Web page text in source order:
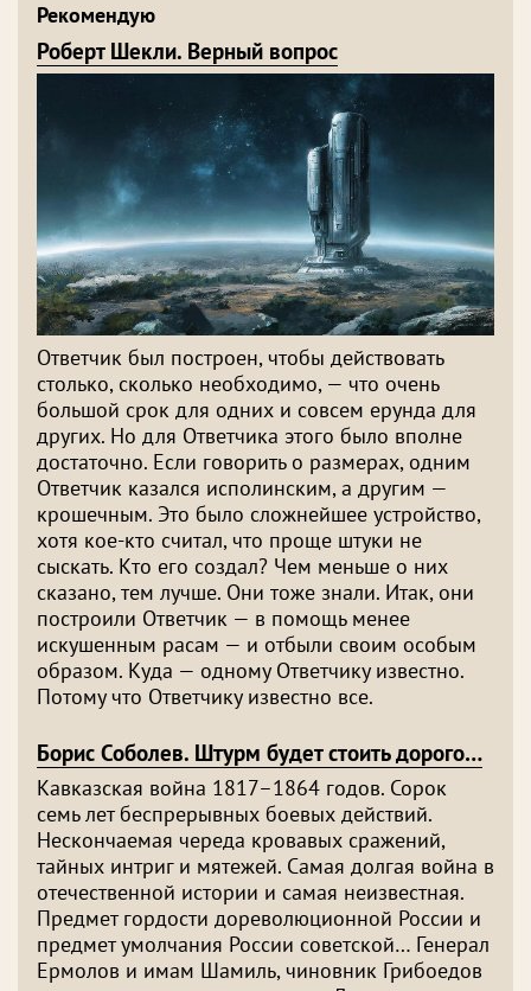
Рекомендую
Роберт Шекли. Верный вопрос
Ответчик был построен, чтобы действовать
столько, сколько необходимо, — что очень
большой срок для одних и совсем ерунда для
других. Но для Ответчика этого было вполне
достаточно. Если говорить о размерах, одним
Ответчик казался исполинским, а другим —
крошечным. Это было сложнейшее устройство,
хотя кое-кто считал, что проще штуки не
сыскать. Кто его создал? Чем меньше о них
сказано, тем лучше. Они тоже знали. Итак, они
построили Ответчик — в помощь менее
искушенным расам — и отбыли своим особым
образом. Куда — одному Ответчику известно.
Потому что Ответчику известно все.
Борис Соболев. Штурм будет стоить дорого…
Кавказская война 1817–1864 годов. Сорок
семь лет беспрерывных боевых действий.
Нескончаемая череда кровавых сражений,
тайных интриг и мятежей. Самая долгая война в
отечественной истории и самая неизвестная.
Предмет гордости дореволюционной России и
предмет умолчания России советской… Генерал
Ермолов и имам Шамиль, чиновник Грибоедов